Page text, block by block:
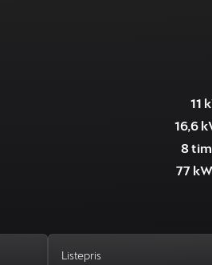
11
16,6
8
77
Listepris